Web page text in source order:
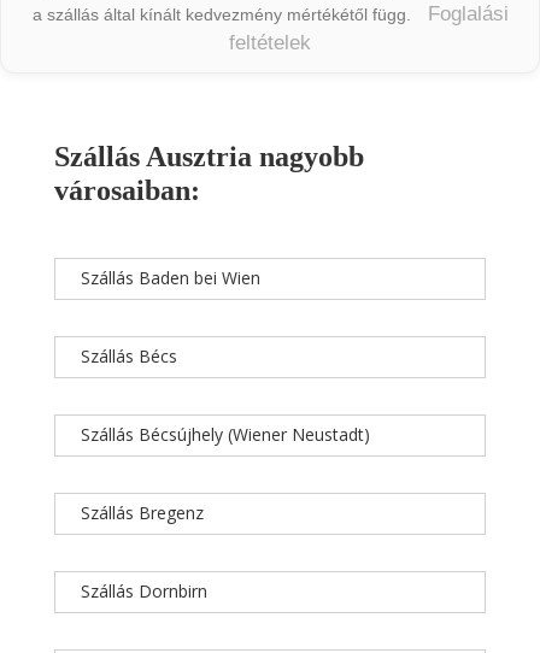
a szállás által kínált kedvezmény mértékétől függ.
Foglalási
feltételek
Szállás Ausztria nagyobb
városaiban:
Szállás Baden bei Wien
Szállás Bécs
Szállás Bécsújhely (Wiener Neustadt)
Szállás Bregenz
Szállás Dornbirn